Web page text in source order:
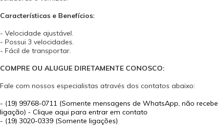
Características e Benefícios:
- Velocidade ajustável.
- Possui 3 velocidades.
- Fácil de transportar.
COMPRE OU ALUGUE DIRETAMENTE CONOSCO:
Fale com nossos especialistas através dos contatos abaixo:
- (19) 99768-0711 (Somente mensagens de WhatsApp, não recebe
ligação) - Clique aqui para entrar em contato
- (19) 3020-0339 (Somente ligações)